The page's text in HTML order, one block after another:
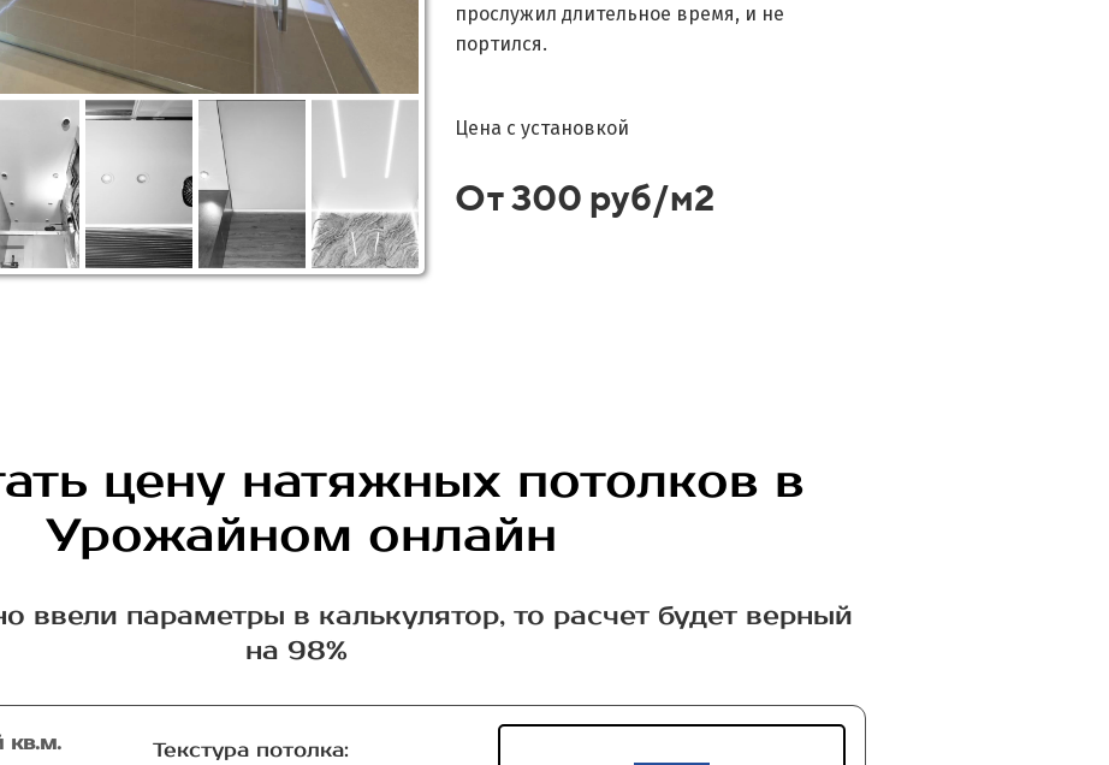
прослужил длительное время, и не
портился.
Цена с установкой
От 300 руб/м2
цену натяжных потолков в
Урожайном онлайн
ввели параметры в калькулятор, то расчет будет верный
на 98%
кв.м.
Текстура потолка: